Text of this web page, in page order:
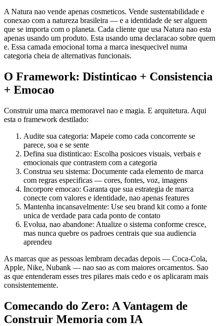
A Natura nao vende apenas cosmeticos. Vende sustentabilidade e
conexao com a natureza brasileira — e a identidade de ser alguem
que se importa com o planeta. Cada cliente que usa Natura nao esta
apenas usando um produto. Esta usando uma declaracao sobre quem
e. Essa camada emocional torna a marca inesquecivel numa
categoria cheia de alternativas funcionais.
O Framework: Distinticao + Consistencia
+ Emocao
Construir uma marca memoravel nao e magia. E arquitetura. Aqui
esta o framework destilado:
Audite sua categoria: Mapeie como cada concorrente se
parece, soa e se sente
Defina sua distinticao: Escolha posicoes visuais, verbais e
emocionais que contrastem com a categoria
Construa seu sistema: Documente cada elemento de marca
com regras especificas — cores, fontes, voz, imagens
Incorpore emocao: Garanta que sua estrategia de marca
conecte com valores e identidade, nao apenas features
Mantenha incansavelmente: Use seu brand kit como a fonte
unica de verdade para cada ponto de contato
Evolua, nao abandone: Atualize o sistema conforme cresce,
mas nunca quebre os padroes centrais que sua audiencia
aprendeu
As marcas que as pessoas lembram decadas depois — Coca-Cola,
Apple, Nike, Nubank — nao sao as com maiores orcamentos. Sao
as que entenderam esses tres pilares mais cedo e os aplicaram mais
consistentemente.
Comecando do Zero: A Vantagem de
Construir Memoria com IA